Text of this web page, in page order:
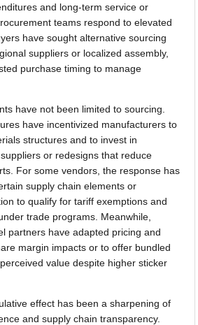
and long-term service or
teams respond to elevated
have sought alternative sourcing
suppliers or localized assembly,
purchase timing to manage
have not been limited to sourcing.
have incentivized manufacturers to
structures and to invest in
or redesigns that reduce
For some vendors, the response has
supply chain elements or
to qualify for tariff exemptions and
trade programs. Meanwhile,
partners have adapted pricing and
margin impacts or to offer bundled
value despite higher sticker
effect has been a sharpening of
and supply chain transparency.